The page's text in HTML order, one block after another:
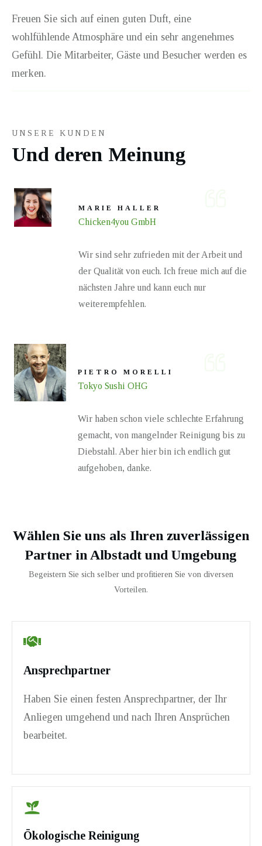
Freuen Sie sich auf einen guten Duft, eine
wohlfühlende Atmosphäre und ein sehr angenehmes
Gefühl. Die Mitarbeiter, Gäste und Besucher werden es
merken.
UNSERE KUNDEN
Und deren Meinung
MARIE HALLER
Chicken4you GmbH
Wir sind sehr zufrieden mit der Arbeit und
der Qualität von euch. Ich freue mich auf die
nächsten Jahre und kann euch nur
weiterempfehlen.
PIETRO MORELLI
Tokyo Sushi OHG
Wir haben schon viele schlechte Erfahrung
gemacht, von mangelnder Reinigung bis zu
Diebstahl. Aber hier bin ich endlich gut
aufgehoben, danke.
Wählen Sie uns als Ihren zuverlässigen
Partner in Albstadt und Umgebung
Begeistern Sie sich selber und profitieren Sie von diversen
Vorteilen.
Ansprechpartner
Haben Sie einen festen Ansprechpartner, der Ihr
Anliegen umgehend und nach Ihren Ansprüchen
bearbeitet.
Ökologische Reinigung